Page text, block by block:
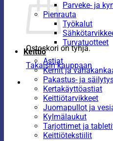
Ostoskori on tyhjä.
Takaisin kauppaan
Parveke- ja
Pienrauta
Työkalut
Turvatuotteet
Keittiö
Astiat
Kernit ja
Pakastus- ja
Kertakäyttöastiat
Keittiötarvikkeet
Juomapullot ja
Kylmälaukut
Tarjottimet ja
Keittiötekstiilit